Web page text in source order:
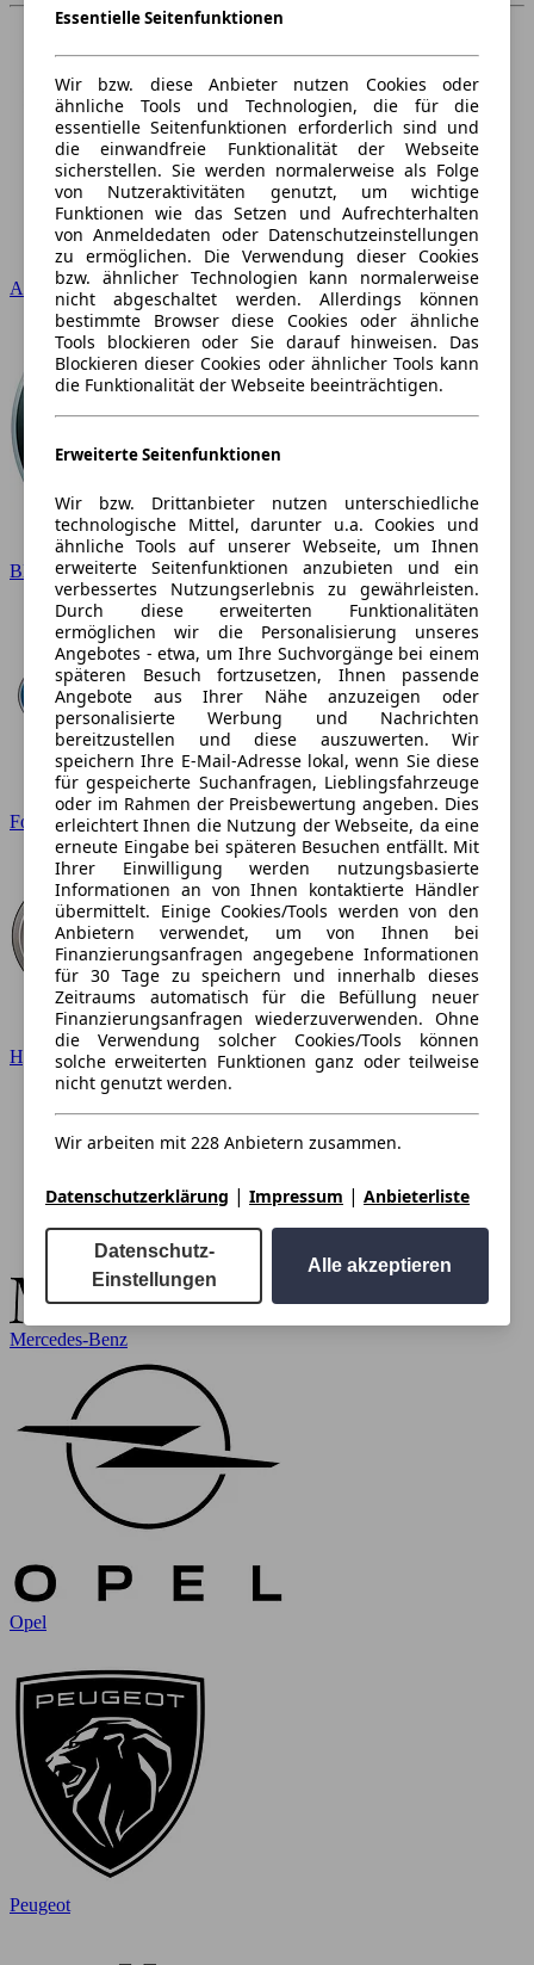
Audi
BMW
Ford
Hyundai
Mercedes-Benz
Opel
Peugeot
Essentielle Seitenfunktionen
Wir bzw. diese Anbieter nutzen Cookies oder
ähnliche Tools und Technologien, die für die
essentielle Seitenfunktionen erforderlich sind und
die einwandfreie Funktionalität der Webseite
sicherstellen. Sie werden normalerweise als Folge
von Nutzeraktivitäten genutzt, um wichtige
Funktionen wie das Setzen und Aufrechterhalten
von Anmeldedaten oder Datenschutzeinstellungen
zu ermöglichen. Die Verwendung dieser Cookies
bzw. ähnlicher Technologien kann normalerweise
nicht abgeschaltet werden. Allerdings können
bestimmte Browser diese Cookies oder ähnliche
Tools blockieren oder Sie darauf hinweisen. Das
Blockieren dieser Cookies oder ähnlicher Tools kann
die Funktionalität der Webseite beeinträchtigen.
Erweiterte Seitenfunktionen
Wir bzw. Drittanbieter nutzen unterschiedliche
technologische Mittel, darunter u.a. Cookies und
ähnliche Tools auf unserer Webseite, um Ihnen
erweiterte Seitenfunktionen anzubieten und ein
verbessertes Nutzungserlebnis zu gewährleisten.
Durch diese erweiterten Funktionalitäten
ermöglichen wir die Personalisierung unseres
Angebotes - etwa, um Ihre Suchvorgänge bei einem
späteren Besuch fortzusetzen, Ihnen passende
Angebote aus Ihrer Nähe anzuzeigen oder
personalisierte Werbung und Nachrichten
bereitzustellen und diese auszuwerten. Wir
speichern Ihre E-Mail-Adresse lokal, wenn Sie diese
für gespeicherte Suchanfragen, Lieblingsfahrzeuge
oder im Rahmen der Preisbewertung angeben. Dies
erleichtert Ihnen die Nutzung der Webseite, da eine
erneute Eingabe bei späteren Besuchen entfällt. Mit
Ihrer Einwilligung werden nutzungsbasierte
Informationen an von Ihnen kontaktierte Händler
übermittelt. Einige Cookies/Tools werden von den
Anbietern verwendet, um von Ihnen bei
Finanzierungsanfragen angegebene Informationen
für 30 Tage zu speichern und innerhalb dieses
Zeitraums automatisch für die Befüllung neuer
Finanzierungsanfragen wiederzuverwenden. Ohne
die Verwendung solcher Cookies/Tools können
solche erweiterten Funktionen ganz oder teilweise
nicht genutzt werden.
Wir arbeiten mit 228 Anbietern zusammen.
Datenschutzerklärung | Impressum | Anbieterliste
Datenschutz-
Einstellungen
Alle akzeptieren